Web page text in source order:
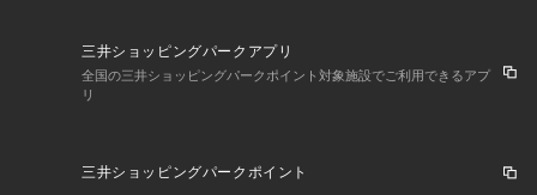
三井ショッピングパークアプリ
全国の三井ショッピングパークポイント対象施設でご利用できるアプ
リ
三井ショッピングパークポイント